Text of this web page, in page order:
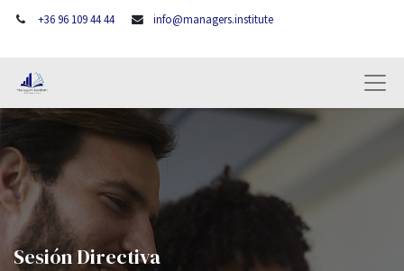
+36 96 109 44 44 info@managers.institute
Sesión Directiva